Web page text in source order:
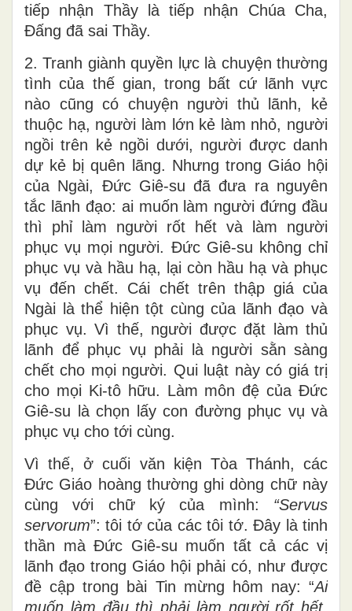
tiếp nhận Thầy là tiếp nhận Chúa Cha,
Đấng đã sai Thầy.
2. Tranh giành quyền lực là chuyện thường
tình của thế gian, trong bất cứ lãnh vực
nào cũng có chuyện người thủ lãnh, kẻ
thuộc hạ, người làm lớn kẻ làm nhỏ, người
ngồi trên kẻ ngồi dưới, người được danh
dự kẻ bị quên lãng. Nhưng trong Giáo hội
của Ngài, Đức Giê-su đã đưa ra nguyên
tắc lãnh đạo: ai muốn làm người đứng đầu
thì phỉ làm người rốt hết và làm người
phục vụ mọi người. Đức Giê-su không chỉ
phục vụ và hầu hạ, lại còn hầu hạ và phục
vụ đến chết. Cái chết trên thập giá của
Ngài là thể hiện tột cùng của lãnh đạo và
phục vụ. Vì thế, người được đặt làm thủ
lãnh để phục vụ phải là người sằn sàng
chết cho mọi người. Qui luật này có giá trị
cho mọi Ki-tô hữu. Làm môn đệ của Đức
Giê-su là chọn lấy con đường phục vụ và
phục vụ cho tới cùng.
Vì thế, ở cuối văn kiện Tòa Thánh, các
Đức Giáo hoàng thường ghi dòng chữ này
cùng với chữ ký của mình: “Servus
servorum”: tôi tớ của các tôi tớ. Đây là tinh
thần mà Đức Giê-su muốn tất cả các vị
lãnh đạo trong Giáo hội phải có, như được
đề cập trong bài Tin mừng hôm nay: “Ai
muốn làm đầu thì phải làm người rốt hết,